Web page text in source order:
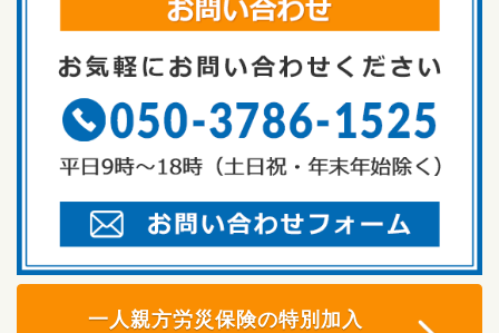
一人親方労災保険の特別加入